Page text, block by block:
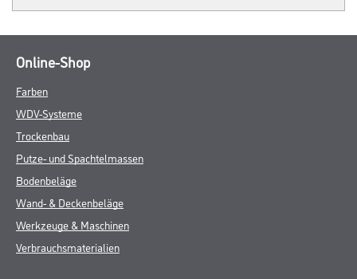
Online-Shop
Farben
WDV-Systeme
Trockenbau
Putze- und Spachtelmassen
Bodenbeläge
Wand- & Deckenbeläge
Werkzeuge & Maschinen
Verbrauchsmaterialien